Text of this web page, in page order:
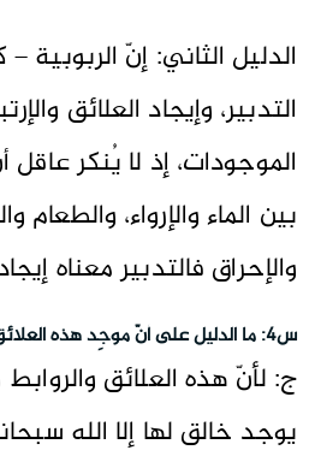
الدليل الثاني: إنّ الربوبية
التدبير، وإيجاد العلائق
الموجودات، إذ لا يُنكر
بين الماء والإرواء، والطعام
والإحراق فالتدبير معناه
س4: ما الدليل على أنّ موجِد هذه العلائق هو الله سبحانه فقط؟
ج: لأنّ هذه العلائق
يوجد خالق لها إلا الله